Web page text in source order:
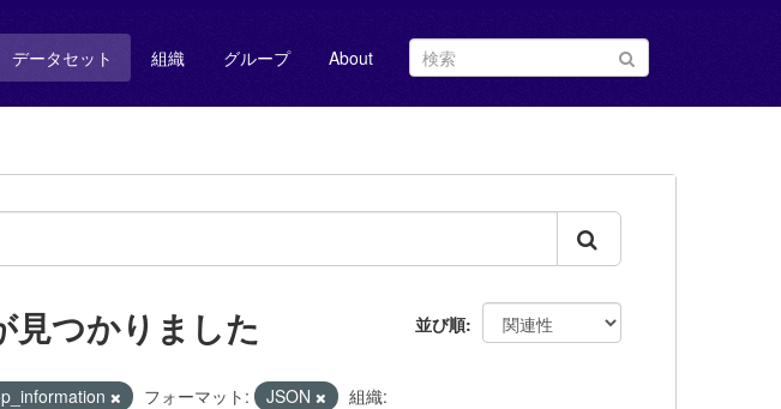
データセット 組織 グループ About
並び順
見つかりました
フォーマット: JSON
組織: